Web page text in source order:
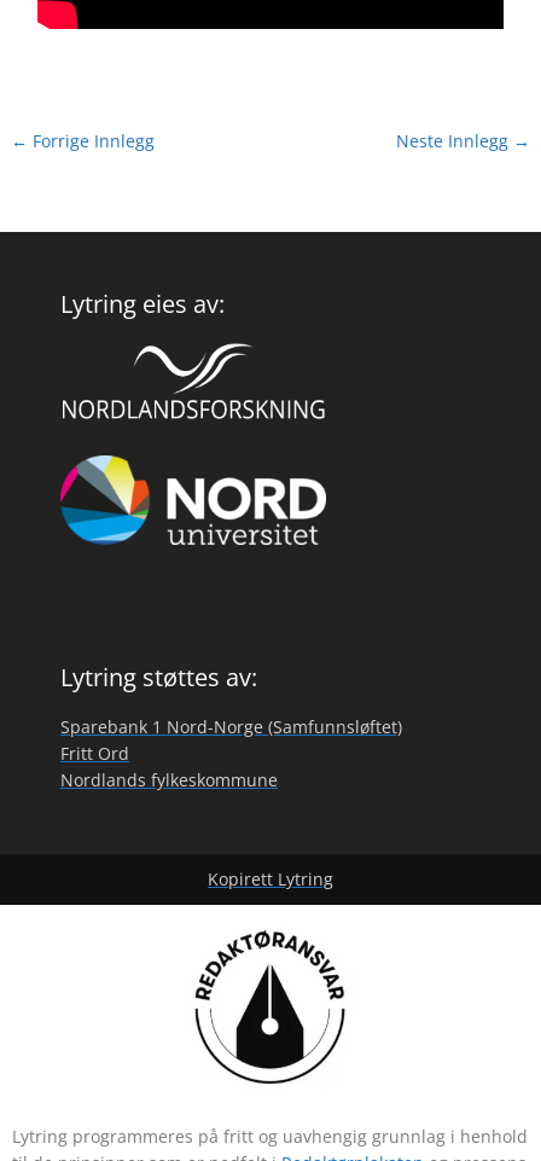
← Forrige Innlegg Neste Innlegg →
Lytring eies av:
Lytring støttes av:
Sparebank 1 Nord-Norge (Samfunnsløftet)
Fritt Ord
Nordlands fylkeskommune
Kopirett Lytring
Lytring programmeres på fritt og uavhengig grunnlag i henhold